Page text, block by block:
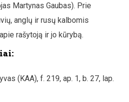
Martynas Gaubas). Prie
anglų ir rusų kalbomis
rašytoją ir jo kūrybą.
(KAA), f. 219, ap. 1, b. 27, lap.